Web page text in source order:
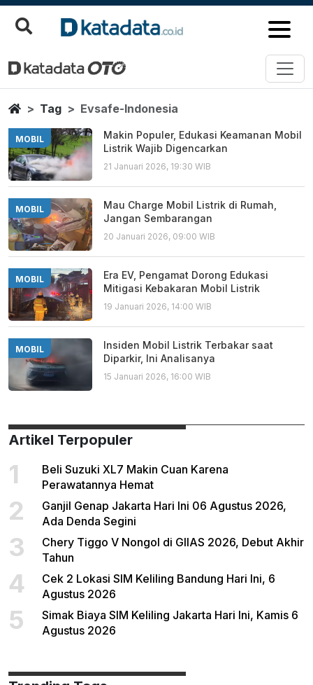
Evsafe Indonesia
Berita Terbaru
HomeTag Evsafe-Indonesia
MOBIL
Makin Populer, Edukasi Keamanan Mobil
Listrik Wajib Digencarkan
21 Januari 2026, 19:30 WIB
MOBIL
Mau Charge Mobil Listrik di Rumah,
Jangan Sembarangan
20 Januari 2026, 09:00 WIB
MOBIL
Era EV, Pengamat Dorong Edukasi
Mitigasi Kebakaran Mobil Listrik
19 Januari 2026, 14:00 WIB
MOBIL
Insiden Mobil Listrik Terbakar saat
Diparkir, Ini Analisanya
15 Januari 2026, 16:00 WIB
Artikel Terpopuler
1
Beli Suzuki XL7 Makin Cuan Karena
Perawatannya Hemat
2
Ganjil Genap Jakarta Hari Ini 06 Agustus 2026,
Ada Denda Segini
3
Chery Tiggo V Nongol di GIIAS 2026, Debut Akhir
Tahun
4
Cek 2 Lokasi SIM Keliling Bandung Hari Ini, 6
Agustus 2026
5
Simak Biaya SIM Keliling Jakarta Hari Ini, Kamis 6
Agustus 2026